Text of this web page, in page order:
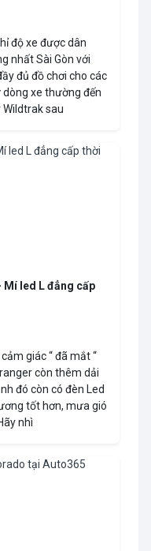
độ xe được dân
nhất Sài Gòn với
đủ đồ chơi cho các
xe thường đến
Wildtrak sau
Mí led L đẳng cấp
giác “ đã mắt “
còn thêm dải
đó còn có đèn Led
tốt hơn, mưa gió
nhì